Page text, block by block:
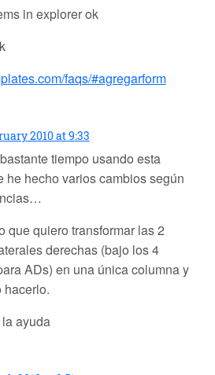
in explorer ok
faqs/#agregarform
2010 at 9:33
tiempo usando esta
he hecho varios cambios según
que quiero transformar las 2
derechas (bajo los 4
ADs) en una única columna y
hacerlo.
ayuda